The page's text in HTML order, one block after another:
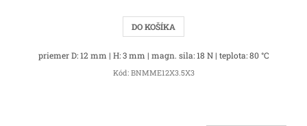
DO KOŠÍKA
priemer D: 12 mm | H: 3 mm | magn. sila: 18 N | teplota: 80 °C
Kód: BNMME12X3.5X3